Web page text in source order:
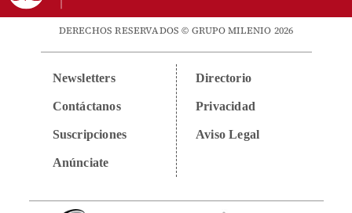
DERECHOS RESERVADOS © GRUPO MILENIO 2026
Newsletters
Contáctanos
Suscripciones
Anúnciate
Directorio
Privacidad
Aviso Legal